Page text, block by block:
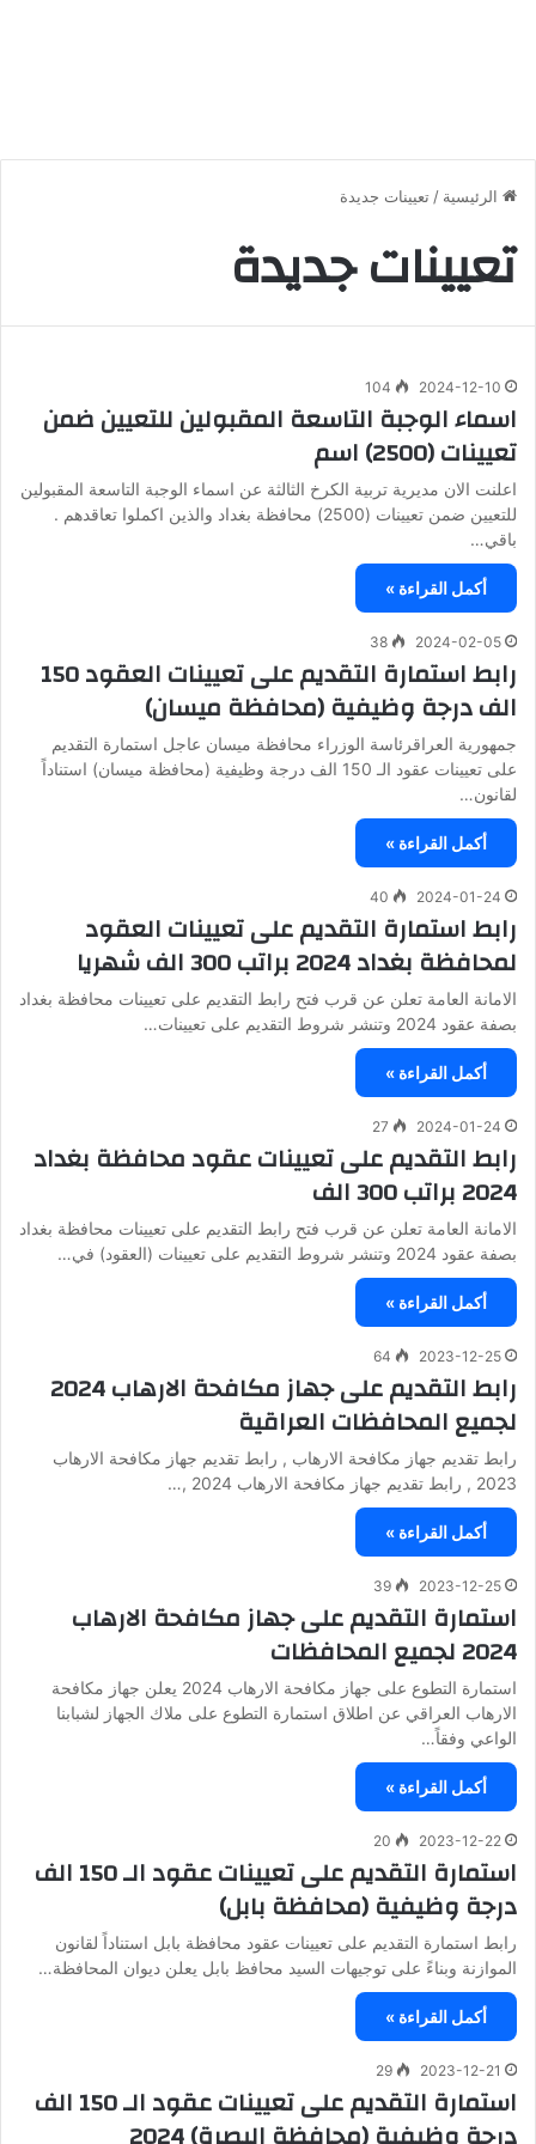
الرئيسية / تعيينات جديدة
تعيينات جديدة
2024-12-10
104
اسماء الوجبة التاسعة المقبولين للتعيين ضمن
تعيينات (2500) اسم
اعلنت الان مديرية تربية الكرخ الثالثة عن اسماء الوجبة التاسعة المقبولين
للتعيين ضمن تعيينات (2500) محافظة بغداد والذين اكملوا تعاقدهم .
باقي…
أكمل القراءة »
2024-02-05
38
رابط استمارة التقديم على تعيينات العقود 150
الف درجة وظيفية (محافظة ميسان)
جمهورية العراقرئاسة الوزراء محافظة ميسان عاجل استمارة التقديم
على تعيينات عقود الـ 150 الف درجة وظيفية (محافظة ميسان) استناداً
لقانون…
أكمل القراءة »
2024-01-24
40
رابط استمارة التقديم على تعيينات العقود
لمحافظة بغداد 2024 براتب 300 الف شهريا
الامانة العامة تعلن عن قرب فتح رابط التقديم على تعيينات محافظة بغداد
بصفة عقود 2024 وتنشر شروط التقديم على تعيينات…
أكمل القراءة »
2024-01-24
27
رابط التقديم على تعيينات عقود محافظة بغداد
2024 براتب 300 الف
الامانة العامة تعلن عن قرب فتح رابط التقديم على تعيينات محافظة بغداد
بصفة عقود 2024 وتنشر شروط التقديم على تعيينات (العقود) في…
أكمل القراءة »
2023-12-25
64
رابط التقديم على جهاز مكافحة الارهاب 2024
لجميع المحافظات العراقية
رابط تقديم جهاز مكافحة الارهاب , رابط تقديم جهاز مكافحة الارهاب
2023 , رابط تقديم جهاز مكافحة الارهاب 2024 ,…
أكمل القراءة »
2023-12-25
39
استمارة التقديم على جهاز مكافحة الارهاب
2024 لجميع المحافظات
استمارة التطوع على جهاز مكافحة الارهاب 2024 يعلن جهاز مكافحة
الارهاب العراقي عن اطلاق استمارة التطوع على ملاك الجهاز لشبابنا
الواعي وفقاً…
أكمل القراءة »
2023-12-22
20
استمارة التقديم على تعيينات عقود الـ 150 الف
درجة وظيفية (محافظة بابل)
رابط استمارة التقديم على تعيينات عقود محافظة بابل استناداً لقانون
الموازنة وبناءً على توجيهات السيد محافظ بابل يعلن ديوان المحافظة…
أكمل القراءة »
2023-12-21
29
استمارة التقديم على تعيينات عقود الـ 150 الف